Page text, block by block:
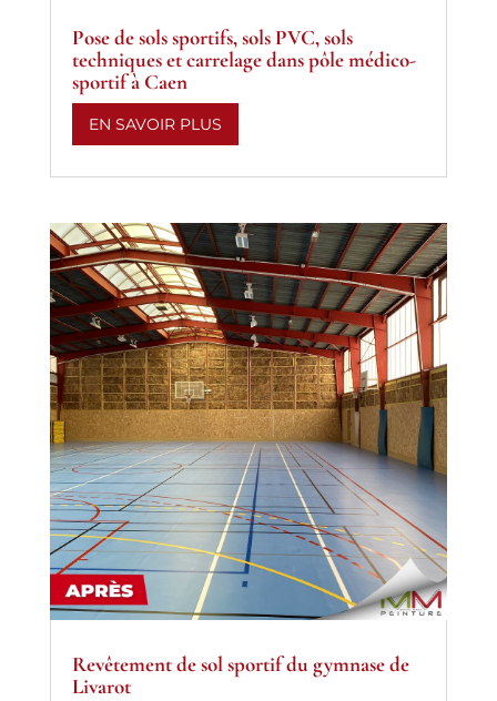
Pose de sols sportifs, sols PVC, sols
techniques et carrelage dans pôle médico-
sportif à Caen
EN SAVOIR PLUS
Revêtement de sol sportif du gymnase de
Livarot